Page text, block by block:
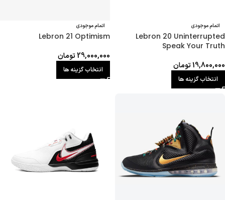
اتمام موجودی
Lebron 20 Uninterrupted
Speak Your Truth
19,800,000تومان
انتخاب گزینه ها
اتمام موجودی
Lebron 21 Optimism
29,000,000تومان
انتخاب گزینه ها